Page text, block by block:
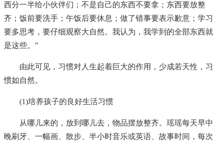
西分一半给小伙伴们；不是自己的东西不要拿；东西要放整
齐；饭前要洗手；午饭后要休息；做了错事要表示歉意；学习
要多思考，要仔细观察大自然。我认为，我学到的全部东西就
是这些。”
由此可见，习惯对人生起着巨大的作用，少成若天性，习
惯如自然。
(1)培养孩子的良好生活习惯
从哪儿来的，放到哪儿去，物品摆放整齐。瑶瑶每天早中
晚刷牙、一幅画、散步、半小时音乐或英语、故事时间，每次